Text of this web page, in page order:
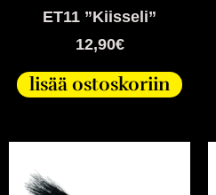
ET11 ”Kiisseli”
12,90€
lisää ostoskoriin